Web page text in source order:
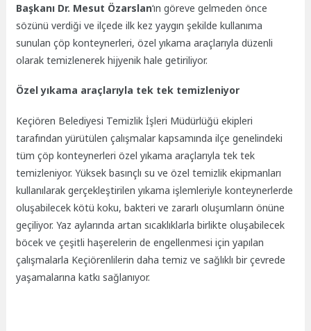
Başkanı Dr. Mesut Özarslan‘ın göreve gelmeden önce
sözünü verdiği ve ilçede ilk kez yaygın şekilde kullanıma
sunulan çöp konteynerleri, özel yıkama araçlarıyla düzenli
olarak temizlenerek hijyenik hale getiriliyor.
Özel yıkama araçlarıyla tek tek temizleniyor
Keçiören Belediyesi Temizlik İşleri Müdürlüğü ekipleri
tarafından yürütülen çalışmalar kapsamında ilçe genelindeki
tüm çöp konteynerleri özel yıkama araçlarıyla tek tek
temizleniyor. Yüksek basınçlı su ve özel temizlik ekipmanları
kullanılarak gerçekleştirilen yıkama işlemleriyle konteynerlerde
oluşabilecek kötü koku, bakteri ve zararlı oluşumların önüne
geçiliyor. Yaz aylarında artan sıcaklıklarla birlikte oluşabilecek
böcek ve çeşitli haşerelerin de engellenmesi için yapılan
çalışmalarla Keçiörenlilerin daha temiz ve sağlıklı bir çevrede
yaşamalarına katkı sağlanıyor.